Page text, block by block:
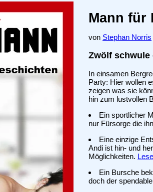
Mann für
von Stephan Norris
Zwölf
In einsamen
Party: Hier wollen
zeigen was sie
hin zum lustvollen
Ein sportlicher
nur Fürsorge die
Eine einzige
Andi ist hin- und
Möglichkeiten.
Ein Bursche
doch der